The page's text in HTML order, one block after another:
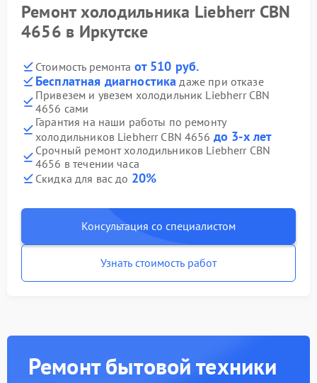
Ремонт холодильника Liebherr CBN
4656 в Иркутске
Стоимость ремонта от 510 руб.
Бесплатная диагностика даже при отказе
Привезем и увезем холодильник Liebherr CBN
4656 сами
Гарантия на наши работы по ремонту
холодильников Liebherr CBN 4656 до 3-х лет
Срочный ремонт холодильников Liebherr CBN
4656 в течении часа
Скидка для вас до 20%
Консультация со специалистом
Узнать стоимость работ
Ремонт бытовой техники